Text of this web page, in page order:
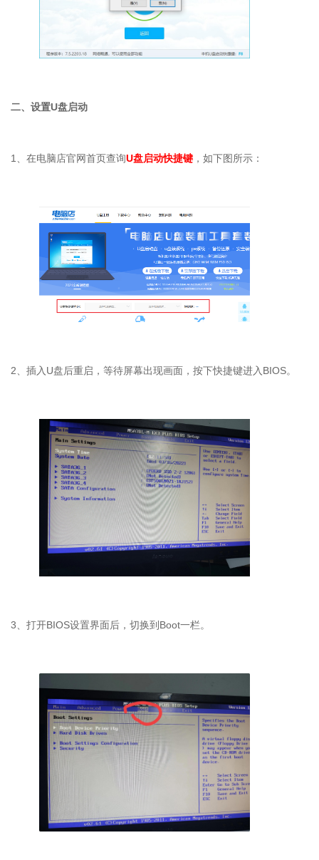
二、设置U盘启动
1 、在电脑店官网首页查询U盘启动快捷键 ，如下图所示：
2 、插入 U盘后重启，等待屏幕出现画面，按下快捷键进入 BIOS。
3、打开BIOS设置界面后，切换到 Boot一栏。